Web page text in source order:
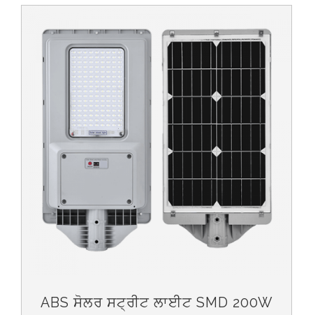
ABS ਸੋਲਰ ਸਟ੍ਰੀਟ ਲਾਈਟ SMD 200W